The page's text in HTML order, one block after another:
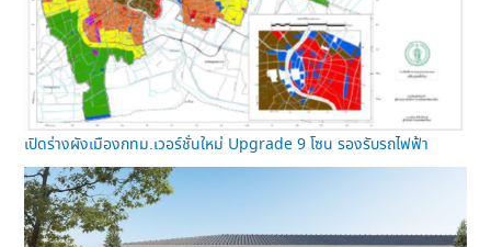
เปิดร่างผังเมืองกทม.เวอร์ชั่นใหม่ Upgrade 9 โซน รองรับรถไฟฟ้า